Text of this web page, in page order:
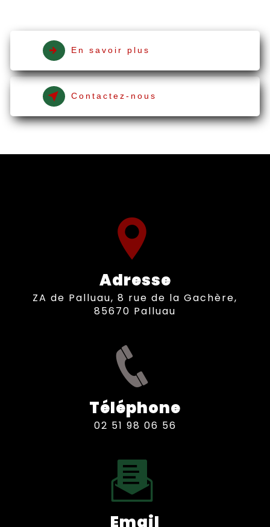
En savoir plus
Contactez-nous
Adresse
ZA de Palluau, 8 rue de la Gachère,
85670 Palluau
Téléphone
02 51 98 06 56
Email